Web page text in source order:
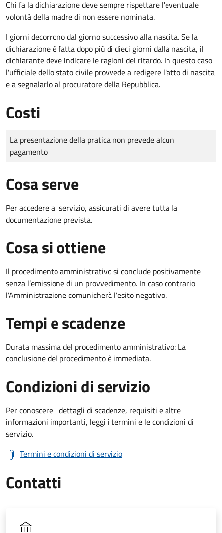
Chi fa la dichiarazione deve sempre rispettare l'eventuale
volontà della madre di non essere nominata.
I giorni decorrono dal giorno successivo alla nascita. Se la
dichiarazione è fatta dopo più di dieci giorni dalla nascita, il
dichiarante deve indicare le ragioni del ritardo. In questo caso
l'ufficiale dello stato civile provvede a redigere l'atto di nascita
e a segnalarlo al procuratore della Repubblica.
Costi
Tipo di pagamento
Importo
La presentazione della pratica non prevede alcun
pagamento
Cosa serve
Per accedere al servizio, assicurati di avere tutta la
documentazione prevista.
Cosa si ottiene
Il procedimento amministrativo si conclude positivamente
senza l’emissione di un provvedimento. In caso contrario
l’Amministrazione comunicherà l’esito negativo.
Tempi e scadenze
Durata massima del procedimento amministrativo: La
conclusione del procedimento è immediata.
Condizioni di servizio
Per conoscere i dettagli di scadenze, requisiti e altre
informazioni importanti, leggi i termini e le condizioni di
servizio.
Termini e condizioni di servizio
Contatti